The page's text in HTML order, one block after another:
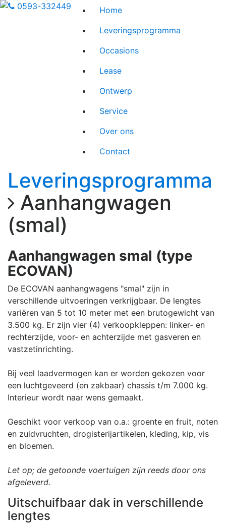
0593-332449
Home
Leveringsprogramma
Occasions
Lease
Ontwerp
Service
Over ons
Contact
Leveringsprogramma
Aanhangwagen
(smal)
Aanhangwagen smal (type
ECOVAN)
De ECOVAN aanhangwagens "smal" zijn in
verschillende uitvoeringen verkrijgbaar. De lengtes
variëren van 5 tot 10 meter met een brutogewicht van
3.500 kg. Er zijn vier (4) verkoopkleppen: linker- en
rechterzijde, voor- en achterzijde met gasveren en
vastzetinrichting.
Bij veel laadvermogen kan er worden gekozen voor
een luchtgeveerd (en zakbaar) chassis t/m 7.000 kg.
Interieur wordt naar wens gemaakt.
Geschikt voor verkoop van o.a.: groente en fruit, noten
en zuidvruchten, drogisterijartikelen, kleding, kip, vis
en bloemen.
Let op; de getoonde voertuigen zijn reeds door ons
afgeleverd.
dak in verschillende